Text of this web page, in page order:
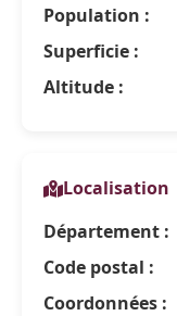
Population :
Superficie :
Altitude :
Localisation
Département :
Code postal :
Coordonnées :